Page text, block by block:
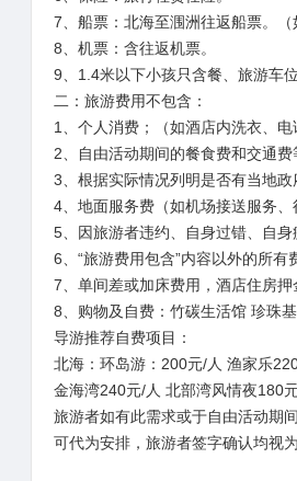
7、船票：北海至涠洲往返船票。
8、机票：含往返机票。
9、1.4米以下小孩只含餐、旅游车
二：旅游费用不包含：
1、个人消费；（如酒店内洗衣、
2、自由活动期间的餐食费和交通费
3、根据实际情况列明是否有当地
4、地面服务费（如机场接送服务
5、因旅游者违约、自身过错、自
6、“旅游费用包含”内容以外的所有
7、单间差或加床费用，酒店住房押
8、购物及自费：竹碳生活馆 珍珠
导游推荐自费项目：
北海：环岛游：200元/人 渔家乐
金海湾240元/人 北部湾风情夜180
旅游者如有此需求或于自由活动期
可代为安排，旅游者签字确认均视